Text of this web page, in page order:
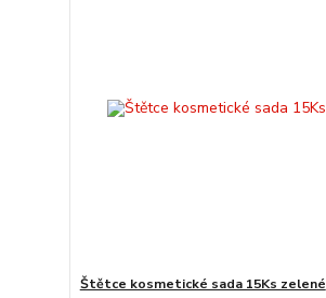
Štětce kosmetické sada 15Ks zelené